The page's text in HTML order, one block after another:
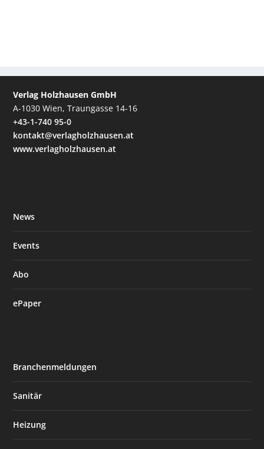
Verlag Holzhausen GmbH
A-1030 Wien, Traungasse 14-16
+43-1-740 95-0
kontakt@verlagholzhausen.at
www.verlagholzhausen.at
News
Events
Abo
ePaper
Branchenmeldungen
Sanitär
Heizung